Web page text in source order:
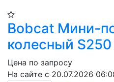
Bobcat Мини-
колесный S250
Цена по запросу
На сайте с 20.07.2026